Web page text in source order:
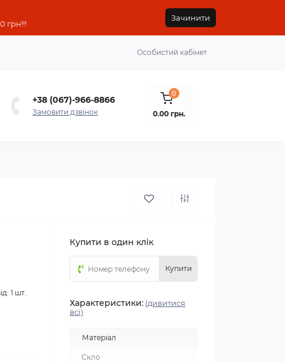
грн!!!
Зачинити
Особистий кабінет
+38 (067)-966-8866
Замовити дзвінок
0
0.00 грн.
1 шт.
Купити в один клік
Купити
Характеристики: (дивитися
всі)
Матеріал
Скло